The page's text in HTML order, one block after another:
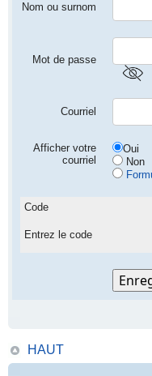
Nom ou surnom
Mot de passe
Courriel
Afficher votre
courriel
Oui
Non
Code
Entrez le code
HAUT